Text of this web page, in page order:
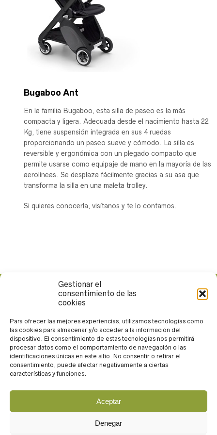
Gestionar el
consentimiento de las
cookies
Para ofrecer las mejores experiencias, utilizamos tecnologías como
las cookies para almacenar y/o acceder a la información del
dispositivo. El consentimiento de estas tecnologías nos permitirá
procesar datos como el comportamiento de navegación o las
identificaciones únicas en este sitio. No consentir o retirar el
consentimiento, puede afectar negativamente a ciertas
características y funciones.
Aceptar
Denegar
Bugaboo Ant
En la familia Bugaboo, esta silla de paseo es la más
compacta y ligera. Adecuada desde el nacimiento hasta 22
Kg, tiene suspensión integrada en sus 4 ruedas
proporcionando un paseo suave y cómodo. La silla es
reversible y ergonómica con un plegado compacto que
permite usarse como equipaje de mano en la mayoría de las
aerolíneas. Se desplaza fácilmente gracias a su asa que
transforma la silla en una maleta trolley.
Si quieres conocerla, visítanos y te lo contamos.
Calle Rueda López, 13. 04004. Almería
Trabaja con nosotros